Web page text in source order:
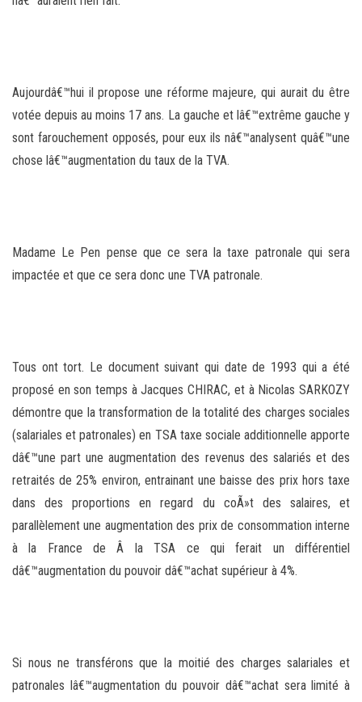
Aujourdâ€™hui il propose une réforme majeure, qui aurait du être
votée depuis au moins 17 ans. La gauche et lâ€™extrême gauche y
sont farouchement opposés, pour eux ils nâ€™analysent quâ€™une
chose lâ€™augmentation du taux de la TVA.
Madame Le Pen pense que ce sera la taxe patronale qui sera
impactée et que ce sera donc une TVA patronale.
Tous ont tort. Le document suivant qui date de 1993 qui a été
proposé en son temps à Jacques CHIRAC, et à Nicolas SARKOZY
démontre que la transformation de la totalité des charges sociales
(salariales et patronales) en TSA taxe sociale additionnelle apporte
dâ€™une part une augmentation des revenus des salariés et des
retraités de 25% environ, entrainant une baisse des prix hors taxe
dans des proportions en regard du coÃ»t des salaires, et
parallèlement une augmentation des prix de consommation interne
à la France deÂ la TSA ce qui ferait un différentiel
dâ€™augmentation du pouvoir dâ€™achat supérieur à 4%.
Si nous ne transférons que la moitié des charges salariales et
patronales lâ€™augmentation du pouvoir dâ€™achat sera limité à